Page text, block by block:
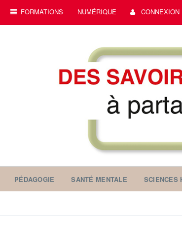
FORMATIONS NUMÉRIQUE CONNEXION
PÉDAGOGIE SANTÉ MENTALE SCIENCES